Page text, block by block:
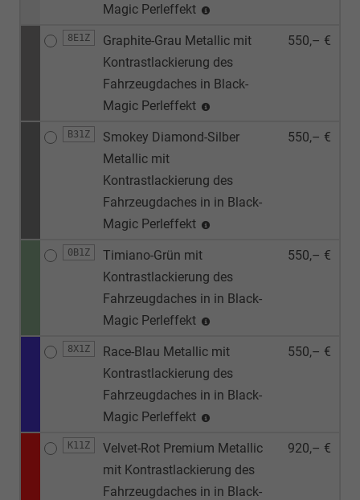
Magic Perleffekt
8E1Z
Graphite-Grau Metallic mit
Kontrastlackierung des
Fahrzeugdaches in Black-
Magic Perleffekt
550,– €
B31Z
Smokey Diamond-Silber
Metallic mit
Kontrastlackierung des
Fahrzeugdaches in in Black-
Magic Perleffekt
550,– €
0B1Z
Timiano-Grün mit
Kontrastlackierung des
Fahrzeugdaches in in Black-
Magic Perleffekt
550,– €
8X1Z
Race-Blau Metallic mit
Kontrastlackierung des
Fahrzeugdaches in in Black-
Magic Perleffekt
550,– €
K11Z
Velvet-Rot Premium Metallic
mit Kontrastlackierung des
Fahrzeugdaches in in Black-
920,– €